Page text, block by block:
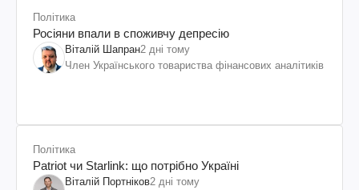
Політика
Росіяни впали в споживчу депресію
Віталій Шапран2 дні тому
Член Українського товариства фінансових аналітиків
Політика
Patriot чи Starlink: що потрібно Україні
Віталій Портніков2 дні тому